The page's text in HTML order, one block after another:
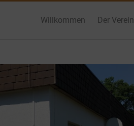
Willkommen Der Verein